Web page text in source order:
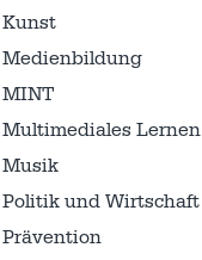
Kunst
Medienbildung
MINT
Multimediales Lernen
Musik
Politik und Wirtschaft
Prävention